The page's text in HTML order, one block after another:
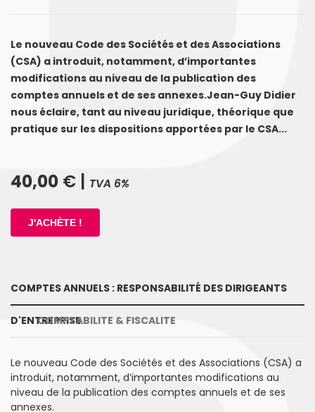
Le nouveau Code des Sociétés et des Associations
(CSA) a introduit, notamment, d’importantes
modifications au niveau de la publication des
comptes annuels et de ses annexes.Jean-Guy Didier
nous éclaire, tant au niveau juridique, théorique que
pratique sur les dispositions apportées par le CSA...
40,00 € | TVA 6%
COMPTES ANNUELS : RESPONSABILITÉ DES DIRIGEANTS
D'ENTREPRISE
COMPTABILITE & FISCALITE
Le nouveau Code des Sociétés et des Associations (CSA) a
introduit, notamment, d’importantes modifications au
niveau de la publication des comptes annuels et de ses
annexes.